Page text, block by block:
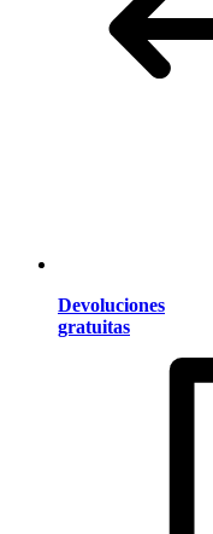
Devoluciones
gratuitas